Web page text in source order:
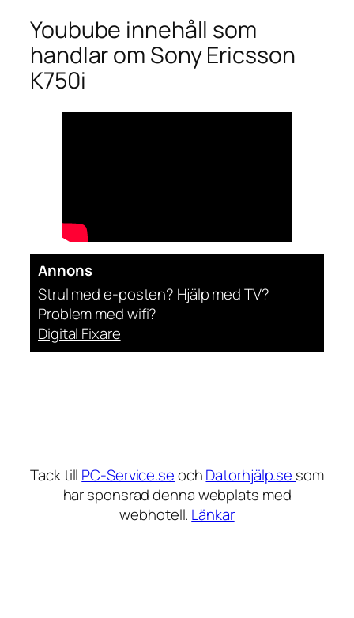
Youbube innehåll som
handlar om Sony Ericsson
K750i
Annons
Strul med e-posten? Hjälp med TV?
Problem med wifi?
Digital Fixare
Tack till PC-Service.seochDatorhjälp.se som
har sponsrad denna webplats med
webhotell. Länkar